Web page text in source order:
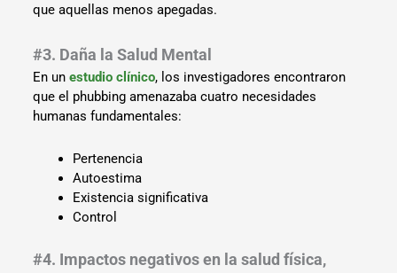
que aquellas menos apegadas.
#3. Daña la Salud Mental
En unestudio clínico, los investigadores encontraron
que el phubbing amenazaba cuatro necesidades
humanas fundamentales:
Pertenencia
Autoestima
Existencia significativa
Control
#4. Impactos negativos en la salud física,